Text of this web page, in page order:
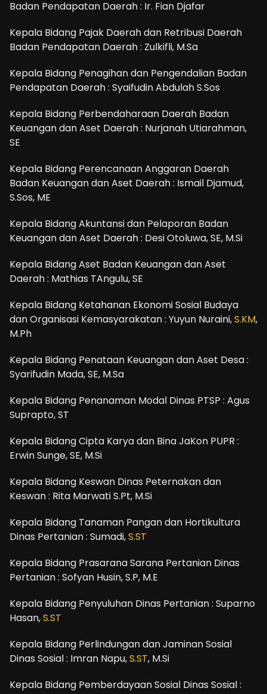
Badan Pendapatan Daerah : Ir. Fian Djafar
Kepala Bidang Pajak Daerah dan Retribusi Daerah
Badan Pendapatan Daerah : Zulkifli, M.Sa
Kepala Bidang Penagihan dan Pengendalian Badan
Pendapatan Daerah : Syaifudin Abdulah S.Sos
Kepala Bidang Perbendaharaan Daerah Badan
Keuangan dan Aset Daerah : Nurjanah Utiarahman,
SE
Kepala Bidang Perencanaan Anggaran Daerah
Badan Keuangan dan Aset Daerah : Ismail Djamud,
S.Sos, ME
Kepala Bidang Akuntansi dan Pelaporan Badan
Keuangan dan Aset Daerah : Desi Otoluwa, SE, M.Si
Kepala Bidang Aset Badan Keuangan dan Aset
Daerah : Mathias TAngulu, SE
Kepala Bidang Ketahanan Ekonomi Sosial Budaya
dan Organisasi Kemasyarakatan : Yuyun Nuraini,S.KM,
M.Ph
Kepala Bidang Penataan Keuangan dan Aset Desa :
Syarifudin Mada, SE, M.Sa
Kepala Bidang Penanaman Modal Dinas PTSP : Agus
Suprapto, ST
Kepala Bidang Cipta Karya dan Bina JaKon PUPR :
Erwin Sunge, SE, M.Si
Kepala Bidang Keswan Dinas Peternakan dan
Keswan : Rita Marwati S.Pt, M.Si
Kepala Bidang Tanaman Pangan dan Hortikultura
Dinas Pertanian : Sumadi,S.ST
Kepala Bidang Prasarana Sarana Pertanian Dinas
Pertanian : Sofyan Husin, S.P, M.E
Kepala Bidang Penyuluhan Dinas Pertanian : Suparno
Hasan,S.ST
Kepala Bidang Perlindungan dan Jaminan Sosial
Dinas Sosial : Imran Napu,S.ST, M.Si
Kepala Bidang Pemberdayaan Sosial Dinas Sosial :